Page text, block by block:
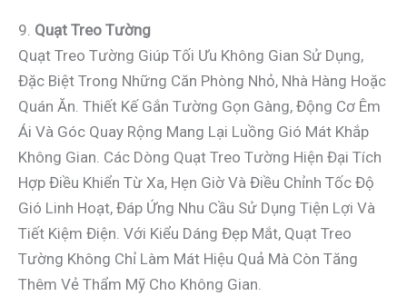
9. Quạt Treo Tường
Quạt Treo Tường Giúp Tối Ưu Không Gian Sử Dụng,
Đặc Biệt Trong Những Căn Phòng Nhỏ, Nhà Hàng Hoặc
Quán Ăn. Thiết Kế Gắn Tường Gọn Gàng, Động Cơ Êm
Ái Và Góc Quay Rộng Mang Lại Luồng Gió Mát Khắp
Không Gian. Các Dòng Quạt Treo Tường Hiện Đại Tích
Hợp Điều Khiển Từ Xa, Hẹn Giờ Và Điều Chỉnh Tốc Độ
Gió Linh Hoạt, Đáp Ứng Nhu Cầu Sử Dụng Tiện Lợi Và
Tiết Kiệm Điện. Với Kiểu Dáng Đẹp Mắt, Quạt Treo
Tường Không Chỉ Làm Mát Hiệu Quả Mà Còn Tăng
Thêm Vẻ Thẩm Mỹ Cho Không Gian.